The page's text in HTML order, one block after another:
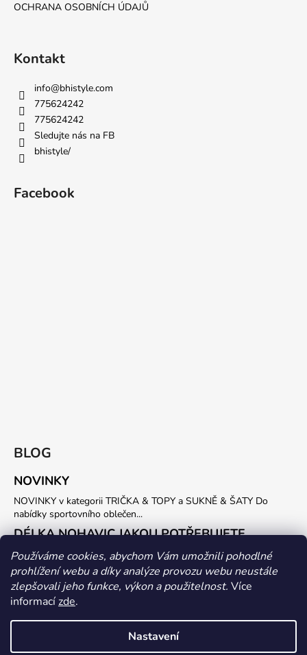
Používáme cookies, abychom Vám umožnili pohodlné
prohlížení webu a díky analýze provozu webu neustále
zlepšovali jeho funkce, výkon a použitelnost. Více
informacízde.
Nastavení
OCHRANA OSOBNÍCH ÚDAJŮ
Kontakt
info@bhistyle.com
775624242
775624242
Sledujte nás na FB
bhistyle/
Facebook
BLOG
NOVINKY
NOVINKY v kategorii TRIČKA & TOPY a SUKNĚ & ŠATY Do
nabídky sportovního oblečen...
DÉLKA NOHAVIC JAKOU POTŘEBUJETE
Potřebujete vlastní délku SPORTOVNÍCH KALHOT nebo LEGIN ?
Stačí nám do objednávky uvést požadovanou...
ARCHIV